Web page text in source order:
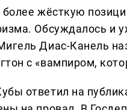
более жёсткую
Обсуждалось и
Диас-Канель
с «вампиром,
ответил на